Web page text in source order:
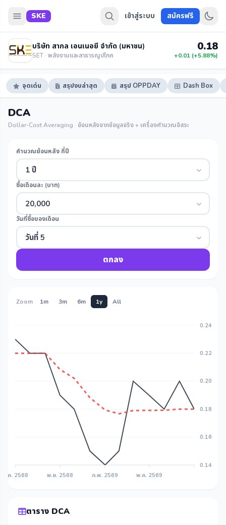
SKE เข้าสู่ระบบ สมัครฟรี
บริษัท สากล เอนเนอยี จำกัด (มหาชน)
SET · พลังงานและสาธารณูปโภค
0.18
+0.01 (+5.88%)
จุดเด่น สรุปงบล่าสุด สรุป OPPDAY Dash Box
DCA
Dollar-Cost Averaging · ย้อนหลังจากข้อมูลจริง + เครื่องคำนวณอิสระ
คำนวณย้อนหลัง กี่ปี
1 ปี
ซื้อเดือนละ (บาท)
20,000
วันที่ซื้อของเดือน
วันที่ 5
ตกลง
Zoom 1m 3m 6m 1y All
0.24
0.22
0.20
0.18
0.16
0.14
ส.ค. 2568 พ.ย. 2568 ก.พ. 2569 พ.ค. 2569
ตาราง DCA